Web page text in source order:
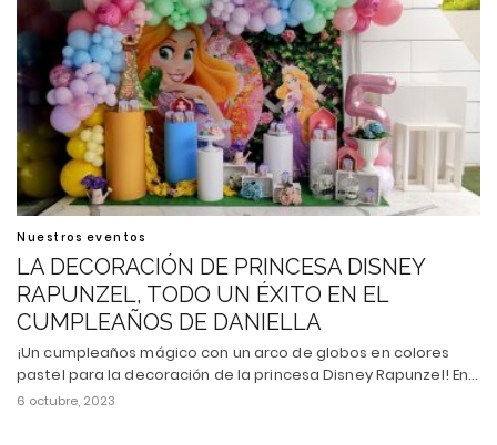
Nuestros eventos
LA DECORACIÓN DE PRINCESA DISNEY
RAPUNZEL, TODO UN ÉXITO EN EL
CUMPLEAÑOS DE DANIELLA
¡Un cumpleaños mágico con un arco de globos en colores
pastel para la decoración de la princesa Disney Rapunzel! En…
6 octubre, 2023